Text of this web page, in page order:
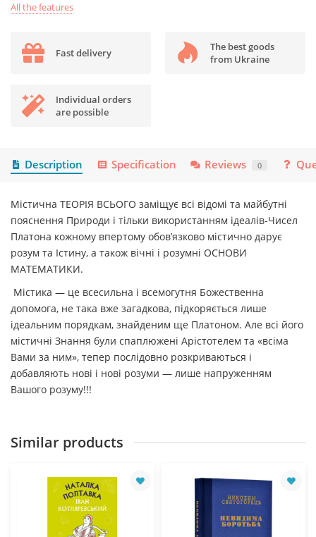
All the features
Fast delivery
The best goods
from Ukraine
Individual orders
are possible
Description Specification Reviews 0
Містична ТЕОРІЯ ВСЬОГО заміщує всі відомі та майбутні
пояснення Природи і тільки використанням ідеалів-Чисел
Платона кожному впертому обов’язково містично дарує
розум та Істину, а також вічні і розумні ОСНОВИ
МАТЕМАТИКИ.
Містика — це всесильна і всемогутня Божественна
допомога, не така вже загадкова, підкоряється лише
ідеальним порядкам, знайденим ще Платоном. Але всі його
містичні Знання були спаплюжені Арістотелем та «всіма
Вами за ним», тепер послідовно розкриваються і
добавляють нові і нові розуми — лише напруженням
Вашого розуму!!!
Similar products